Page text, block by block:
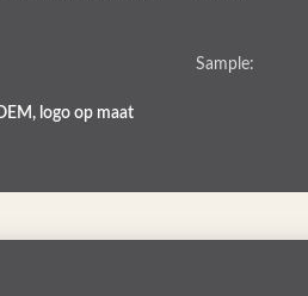
Sample:
logo op maat